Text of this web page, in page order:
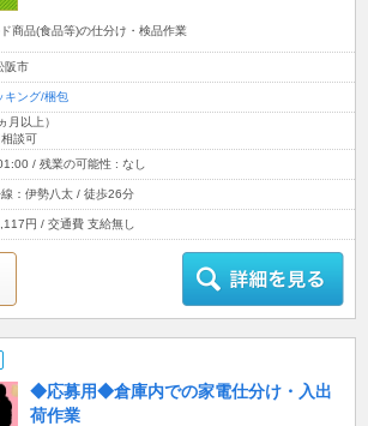
商品(食品等)の仕分け・検品作業
阪市
キング/梱包
月以上）
談可
/ 残業の可能性 : なし
線：伊勢八太 / 徒歩26分
円 / 交通費 支給無し
◆応募用◆倉庫内での家電仕分け・入出
荷作業